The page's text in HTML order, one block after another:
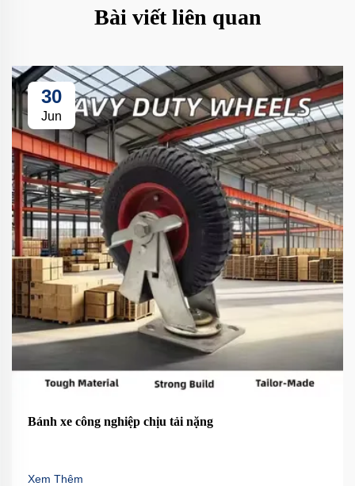
Bài viết liên quan
30
Jun
Bánh xe công nghiệp chịu tải nặng
Xem Thêm